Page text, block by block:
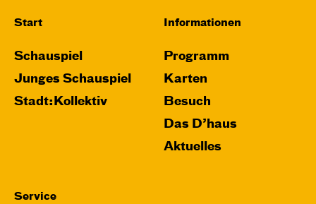
Start
Schauspiel
Junges Schauspiel
Stadt:Kollektiv
Informationen
Programm
Karten
Besuch
Das D’haus
Aktuelles
Service